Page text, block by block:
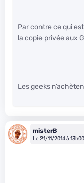
Par contre ce qui
la copie privée aux
Les geeks
misterB
Le 21/11/2014 à 13h00